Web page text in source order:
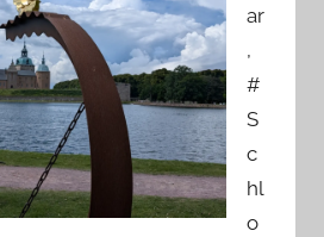
ar
,
#
S
c
hl
o